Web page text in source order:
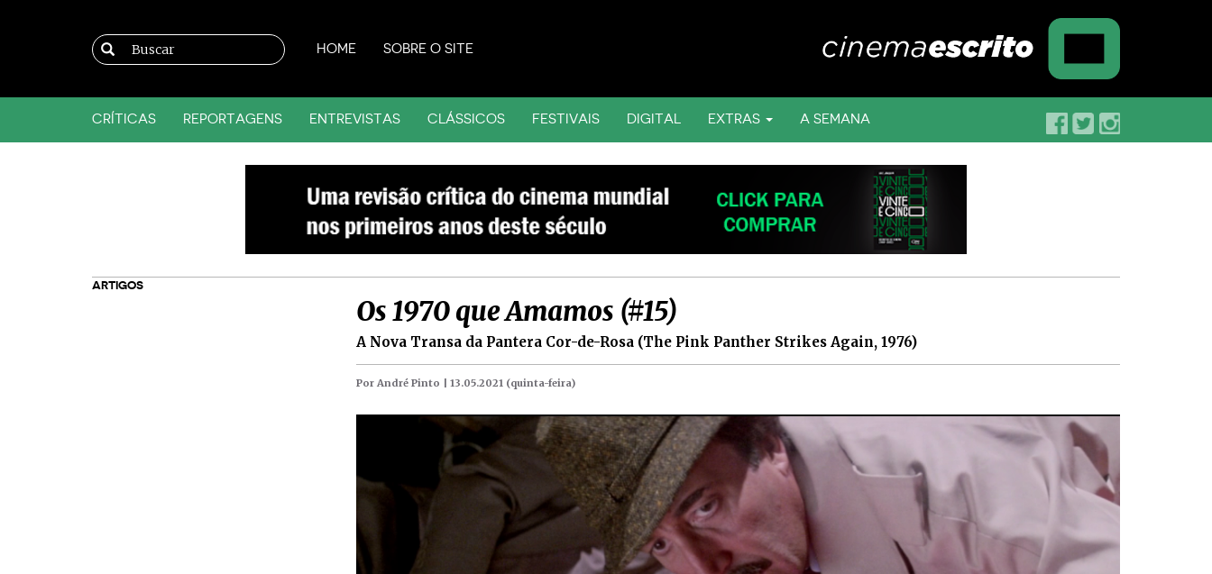
HOME SOBRE O SITE
CRÍTICAS REPORTAGENS ENTREVISTAS CLÁSSICOS FESTIVAIS DIGITAL EXTRAS A SEMANA
ARTIGOS
Os 1970 que Amamos (#15)
A Nova Transa da Pantera Cor-de-Rosa (The Pink Panther Strikes Again, 1976)
Por André Pinto | 13.05.2021 (quinta-feira)